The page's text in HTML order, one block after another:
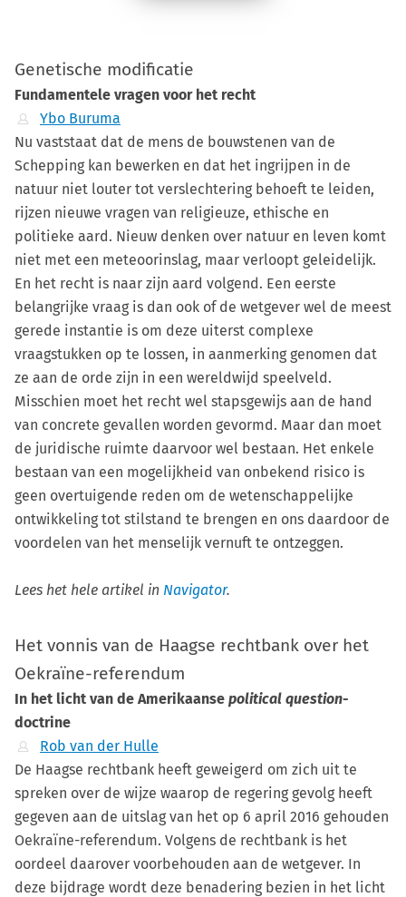
Genetische modificatie
Fundamentele vragen voor het recht
Ybo Buruma
Nu vaststaat dat de mens de bouwstenen van de
Schepping kan bewerken en dat het ingrijpen in de
natuur niet louter tot verslechtering behoeft te leiden,
rijzen nieuwe vragen van religieuze, ethische en
politieke aard. Nieuw denken over natuur en leven komt
niet met een meteoorinslag, maar verloopt geleidelijk.
En het recht is naar zijn aard volgend. Een eerste
belangrijke vraag is dan ook of de wetgever wel de meest
gerede instantie is om deze uiterst complexe
vraagstukken op te lossen, in aanmerking genomen dat
ze aan de orde zijn in een wereldwijd speelveld.
Misschien moet het recht wel stapsgewijs aan de hand
van concrete gevallen worden gevormd. Maar dan moet
de juridische ruimte daarvoor wel bestaan. Het enkele
bestaan van een mogelijkheid van onbekend risico is
geen overtuigende reden om de wetenschappelijke
ontwikkeling tot stilstand te brengen en ons daardoor de
voordelen van het menselijk vernuft te ontzeggen.
Lees het hele artikel in Navigator.
Het vonnis van de Haagse rechtbank over het
Oekraïne-referendum
In het licht van de Amerikaanse political question-
doctrine
Rob van der Hulle
De Haagse rechtbank heeft geweigerd om zich uit te
spreken over de wijze waarop de regering gevolg heeft
gegeven aan de uitslag van het op 6 april 2016 gehouden
Oekraïne-referendum. Volgens de rechtbank is het
oordeel daarover voorbehouden aan de wetgever. In
deze bijdrage wordt deze benadering bezien in het licht